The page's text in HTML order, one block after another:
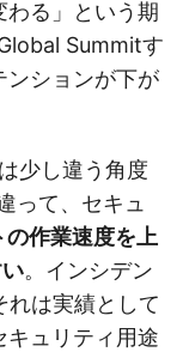
わる」という期
Summitす
ンションが下が
少し違う角度
って、セキュ
の作業速度を上
。インシデン
れは実績として
ュリティ用途